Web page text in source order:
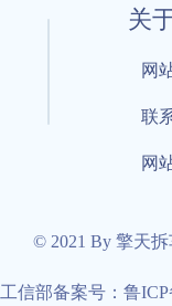
关
网
联
网
© 2021 By 擎天
工信部备案号：鲁